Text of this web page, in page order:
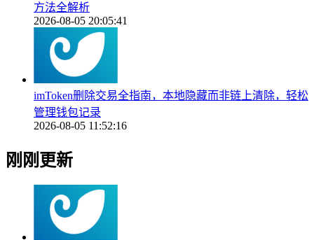
方法全解析
2026-08-05 20:05:41
imToken删除交易全指南，本地隐藏而非链上清除，轻松
管理钱包记录
2026-08-05 11:52:16
刚刚更新